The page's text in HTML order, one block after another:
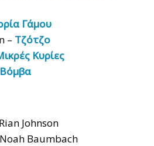
Γάμου
– Τζότζο
Κυρίες
Βόμβα
Johnson
Baumbach